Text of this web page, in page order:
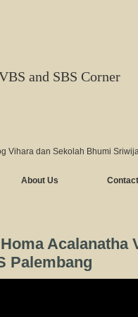
and SBS Corner
Vihara dan Sekolah Bhumi
About Us
Acalanatha
Palembang